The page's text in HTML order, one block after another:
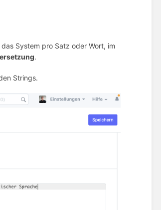
System pro Satz oder Wort, im
.
Strings.